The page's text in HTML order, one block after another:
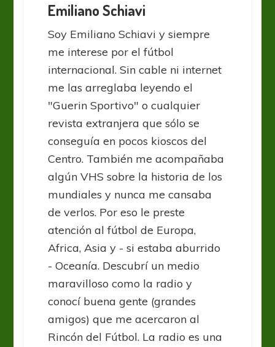
Emiliano Schiavi
Soy Emiliano Schiavi y siempre
me interese por el fútbol
internacional. Sin cable ni internet
me las arreglaba leyendo el
"Guerin Sportivo" o cualquier
revista extranjera que sólo se
conseguía en pocos kioscos del
Centro. También me acompañaba
algún VHS sobre la historia de los
mundiales y nunca me cansaba
de verlos. Por eso le preste
atención al fútbol de Europa,
Africa, Asia y - si estaba aburrido
- Oceanía. Descubrí un medio
maravilloso como la radio y
conocí buena gente (grandes
amigos) que me acercaron al
Rincón del Fútbol. La radio es una